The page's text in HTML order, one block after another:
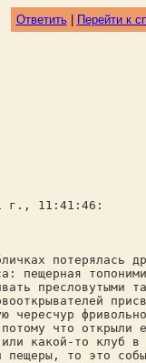
Ответить| Перейти к
г., 11:41:46:
потерялась
пещерная
пресловутыми
чересчур
что открыли
какой-то клуб в
пещеры, то это